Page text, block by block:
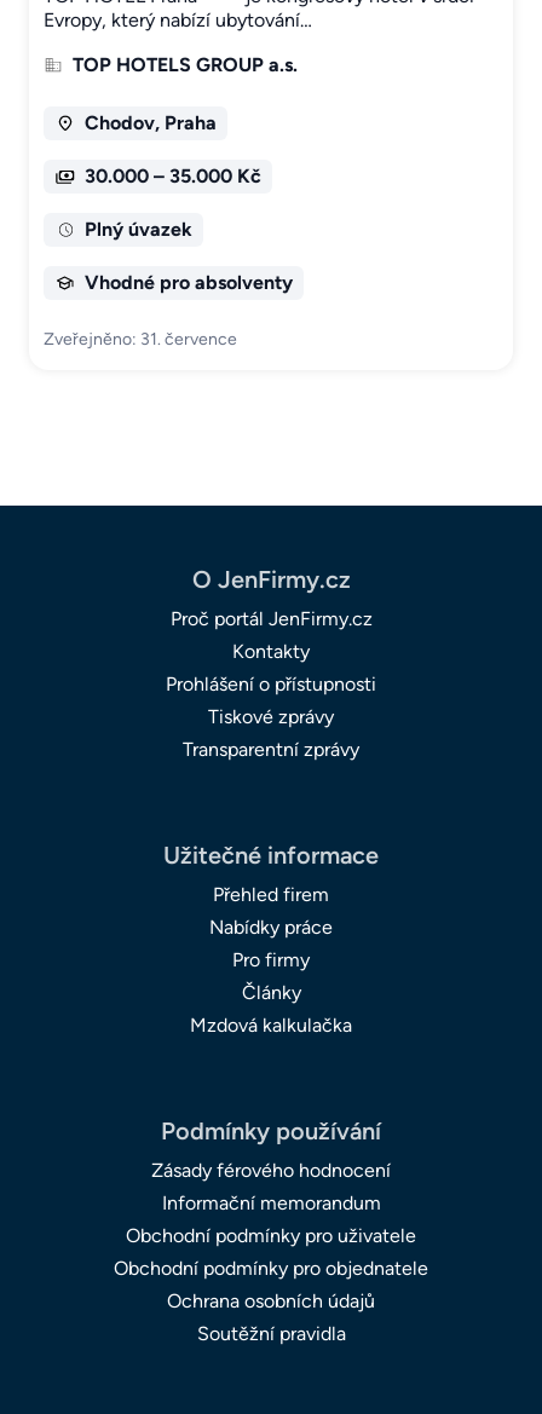
Evropy, který nabízí ubytování…
TOP HOTELS GROUP a.s.
Chodov, Praha
30.000 – 35.000 Kč
Plný úvazek
Vhodné pro absolventy
Zveřejněno: 31. července
O JenFirmy.cz
Proč portál JenFirmy.cz
Kontakty
Prohlášení o přístupnosti
Tiskové zprávy
Transparentní zprávy
Užitečné informace
Přehled firem
Nabídky práce
Pro firmy
Články
Mzdová kalkulačka
Podmínky používání
Zásady férového hodnocení
Informační memorandum
Obchodní podmínky pro uživatele
Obchodní podmínky pro objednatele
Ochrana osobních údajů
Soutěžní pravidla